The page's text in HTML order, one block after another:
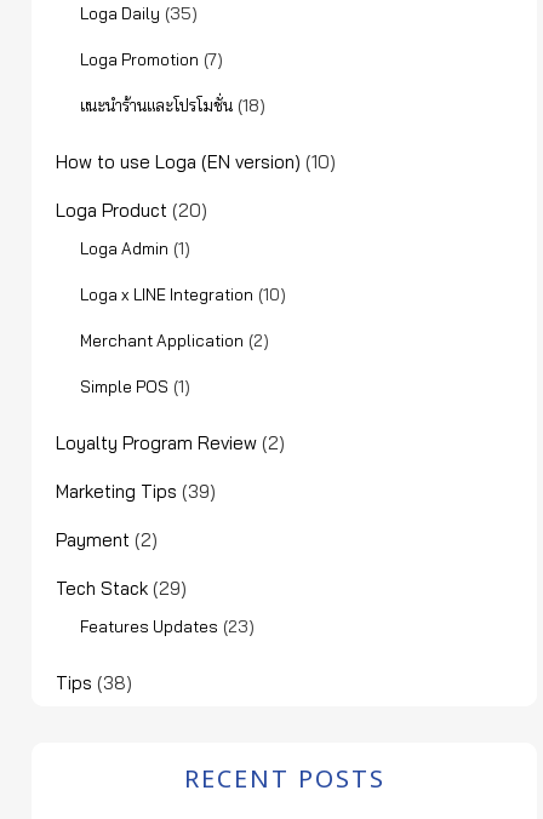
Loga Daily (35)
Loga Promotion (7)
แนะนำร้านและโปรโมชั่น (18)
How to use Loga (EN version) (10)
Loga Product (20)
Loga Admin (1)
Loga x LINE Integration (10)
Merchant Application (2)
Simple POS (1)
Loyalty Program Review (2)
Marketing Tips (39)
Payment (2)
Tech Stack (29)
Features Updates (23)
Tips (38)
RECENT POSTS